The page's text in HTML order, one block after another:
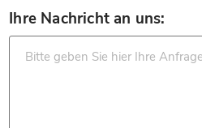
Ihre Nachricht an uns: